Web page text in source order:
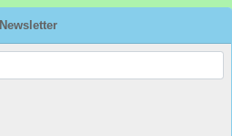
Newsletter